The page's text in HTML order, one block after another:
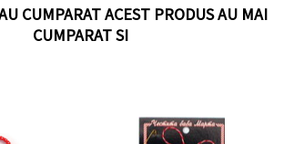
CUMPARAT ACEST PRODUS AU MAI
CUMPARAT SI